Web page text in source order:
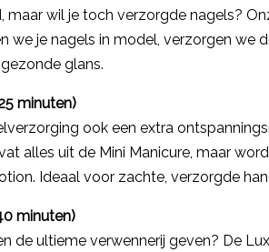
maar wil je toch verzorgde nagels?
we je nagels in model, verzorgen we
glans.
minuten)
ook een extra
alles uit de Mini Manicure, maar
Ideaal voor zachte, verzorgde
minuten)
de ultieme verwennerij geven? De